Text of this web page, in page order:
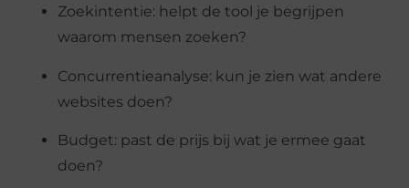
Zoekintentie: helpt de tool je begrijpen
waarom mensen zoeken?
Concurrentieanalyse: kun je zien wat andere
websites doen?
Budget: past de prijs bij wat je ermee gaat
doen?